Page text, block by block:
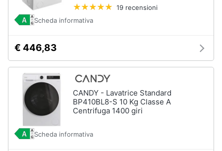
Elettrodomestici
professionali
Abbattitore
Macchine
da
cucire
professionali
Friggitrice
professionale
Idropulitrice
professionale
19 recensioni
Scheda informativa
€ 446,83
CANDY - Lavatrice Standard
BP410BL8-S 10 Kg Classe A
Centrifuga 1400 giri
Scheda informativa